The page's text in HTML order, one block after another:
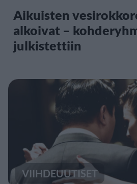
Aikuisten
alkoivat –
julkistettiin
VIIHDEUUTISET